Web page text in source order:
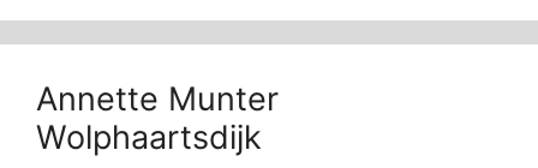
Annette Munter
Wolphaartsdijk